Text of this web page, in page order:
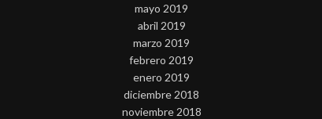
mayo 2019
abril 2019
marzo 2019
febrero 2019
enero 2019
diciembre 2018
noviembre 2018